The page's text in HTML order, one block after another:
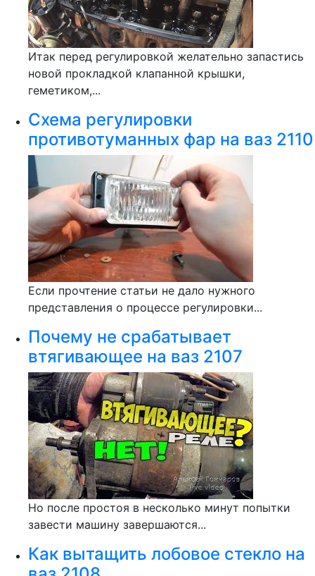
Итак перед регулировкой желательно запастись
новой прокладкой клапанной крышки,
геметиком,...
Схема регулировки
противотуманных фар на ваз 2110
Если прочтение статьи не дало нужного
представления о процессе регулировки...
Почему не срабатывает
втягивающее на ваз 2107
Но после простоя в несколько минут попытки
завести машину завершаются...
Как вытащить лобовое стекло на